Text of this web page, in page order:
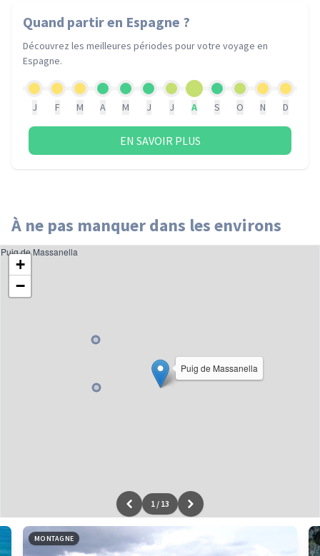
Quand partiren Espagne ?
Découvrez les meilleures périodes pour votre voyage en
Espagne.
J F M A M J J A S O N D
EN SAVOIR PLUS
À ne pas manquer dans les environs
Puig de Massanella
+
−
Leaflet|données ©OpenStreetMap OSM France
Puig de Massanella
1 / 13
MONTAGNE